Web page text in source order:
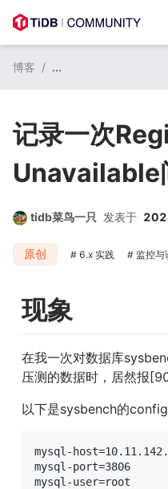
博客 / ...
记录一次
Unavailable
tidb菜鸟一只 发表于
原创 6.x 实践 监控与
现象
在我一次对数据库
压测的数据时，居然报
以下是sysbench的
mysql-
mysql-port=3806
mysql-user=root